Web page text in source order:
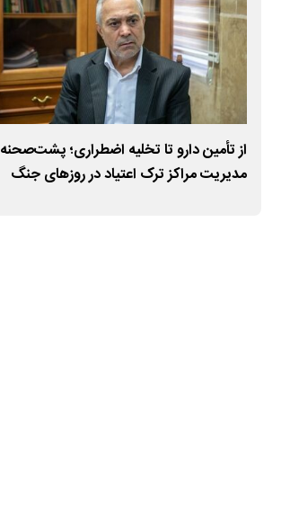
از تأمین دارو تا تخلیه اضطراری؛ پشت‌صحنه
مدیریت مراکز ترک اعتیاد در روزهای جنگ